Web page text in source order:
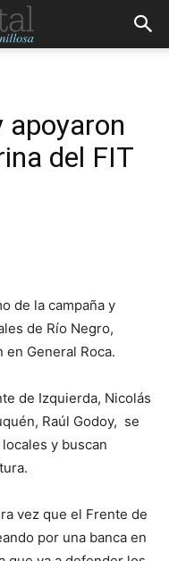
apoyaron
del FIT
de la campaña y
de Río Negro,
General Roca.
de Izquierda, Nicolás
Raúl Godoy, se
y buscan
vez que el Frente de
por una banca en